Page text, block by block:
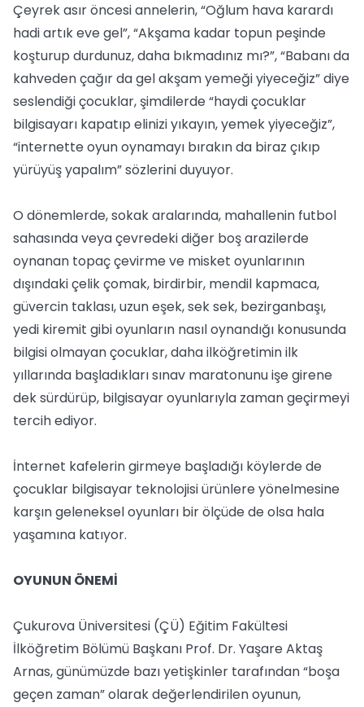
Çeyrek asır öncesi annelerin, “Oğlum hava karardı
hadi artık eve gel”, “Akşama kadar topun peşinde
koşturup durdunuz, daha bıkmadınız mı?”, “Babanı da
kahveden çağır da gel akşam yemeği yiyeceğiz” diye
seslendiği çocuklar, şimdilerde “haydi çocuklar
bilgisayarı kapatıp elinizi yıkayın, yemek yiyeceğiz”,
“internette oyun oynamayı bırakın da biraz çıkıp
yürüyüş yapalım” sözlerini duyuyor.
O dönemlerde, sokak aralarında, mahallenin futbol
sahasında veya çevredeki diğer boş arazilerde
oynanan topaç çevirme ve misket oyunlarının
dışındaki çelik çomak, birdirbir, mendil kapmaca,
güvercin taklası, uzun eşek, sek sek, bezirganbaşı,
yedi kiremit gibi oyunların nasıl oynandığı konusunda
bilgisi olmayan çocuklar, daha ilköğretimin ilk
yıllarında başladıkları sınav maratonunu işe girene
dek sürdürüp, bilgisayar oyunlarıyla zaman geçirmeyi
tercih ediyor.
İnternet kafelerin girmeye başladığı köylerde de
çocuklar bilgisayar teknolojisi ürünlere yönelmesine
karşın geleneksel oyunları bir ölçüde de olsa hala
yaşamına katıyor.
OYUNUN ÖNEMİ
Çukurova Üniversitesi (ÇÜ) Eğitim Fakültesi
İlköğretim Bölümü Başkanı Prof. Dr. Yaşare Aktaş
Arnas, günümüzde bazı yetişkinler tarafından “boşa
geçen zaman” olarak değerlendirilen oyunun,